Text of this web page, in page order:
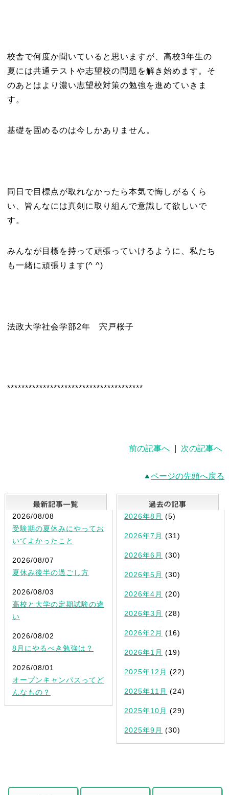
校舎で何度か聞いていると思いますが、高校3年生の
夏には共通テストや志望校の問題を解き始めます。そ
のあとはより濃い志望校対策の勉強を進めていきま
す。
基礎を固めるのは今しかありません。
同日で目標点が取れなかったら本気で悔しがるくら
い、皆んなには真剣に取り組んで意識して欲しいで
す。
みんなが目標を持って頑張っていけるように、私たち
も一緒に頑張ります(^ ^)
法政大学社会学部2年 宍戸桜子
**************************************
前の記事へ 次の記事へ
ページの先頭へ戻る
最新記事一覧
2026/08/08
受験期の夏休みにやってお
いてよかったこと
2026/08/07
夏休み後半の過ごし方
2026/08/03
高校と大学の定期試験の違
い
2026/08/02
8月にやるべき勉強は？
2026/08/01
オープンキャンパスってど
んなもの？
2026年8月 (5)
2026年7月 (31)
2026年6月 (30)
2026年5月 (30)
2026年4月 (20)
2026年3月 (28)
2026年2月 (16)
2026年1月 (19)
2025年12月 (22)
2025年11月 (24)
2025年10月 (29)
2025年9月 (30)